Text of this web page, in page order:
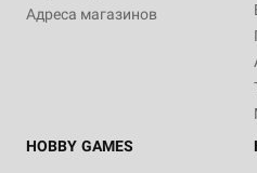
Адреса магазинов
HOBBY GAMES